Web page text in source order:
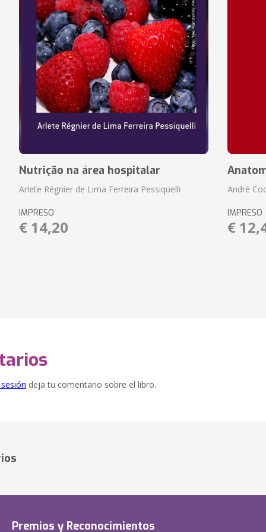
Nutrição na área hospitalar
Arlete Régnier de Lima Ferreira Pessiquelli
IMPRESO
€ 14,20
André
IMPRESO
€
deja tu comentario sobre el libro.
Premios y Reconocimientos